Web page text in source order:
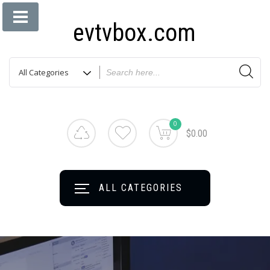
evtvbox.com
0
$0.00
ALL CATEGORIES